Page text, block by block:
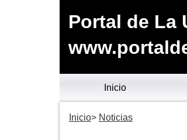
Portal de La
Inicio
Inicio Noticias